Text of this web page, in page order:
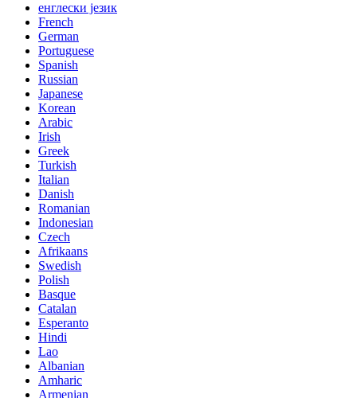
енглески језик
French
German
Portuguese
Spanish
Russian
Japanese
Korean
Arabic
Irish
Greek
Turkish
Italian
Danish
Romanian
Indonesian
Czech
Afrikaans
Swedish
Polish
Basque
Catalan
Esperanto
Hindi
Lao
Albanian
Amharic
Armenian